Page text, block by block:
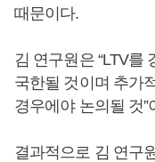
때문이다.
김 연구원은 “LTV를
국한될 것이며 추가
경우에야 논의될 것
결과적으로 김 연구